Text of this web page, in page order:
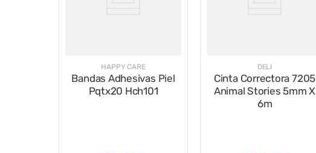
HAPPY CARE
Bandas Adhesivas Piel
Pqtx20 Hch101
DELI
Cinta Correctora 7205
Animal Stories 5mm X
6m